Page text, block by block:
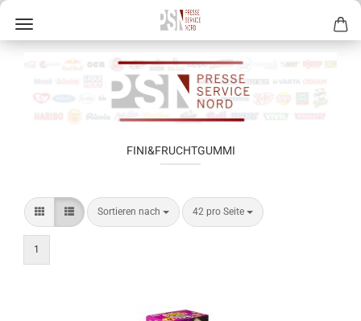
FINI&FRUCHTGUMMI
Sortieren nach 42 pro Seite
1